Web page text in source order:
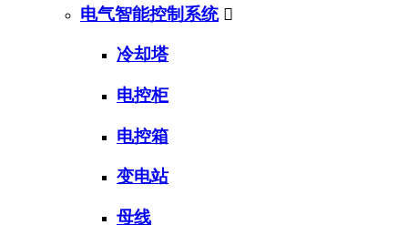
电气智能控制系统 
冷却塔
电控柜
电控箱
变电站
母线